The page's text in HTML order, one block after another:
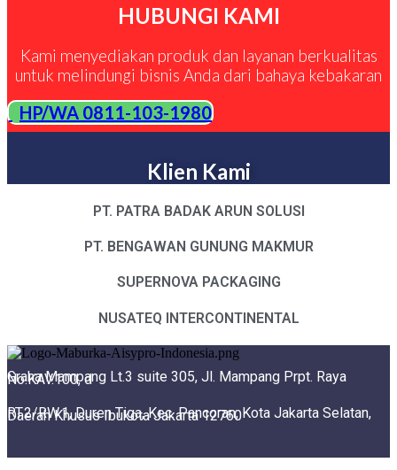
HUBUNGI KAMI
Kami menyediakan produk dan layanan berkualitas
untuk melindungi bisnis Anda dari bahaya kebakaran
HP/WA 0811-103-1980
Klien Kami
PT. PATRA BADAK ARUN SOLUSI
PT. BENGAWAN GUNUNG MAKMUR
SUPERNOVA PACKAGING
NUSATEQ INTERCONTINENTAL
Graha Mampang Lt.3 suite 305, Jl. Mampang Prpt. Raya
No.KAV.100, d
RT.2/RW.1, Duren Tiga, Kec. Pancoran, Kota Jakarta Selatan,
Daerah Khusus Ibukota Jakarta 12760